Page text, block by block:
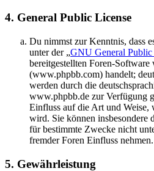
4. General Public License
Du nimmst zur Kenntnis, dass
unter der „GNU General Public
bereitgestellten Foren-
(www.phpbb.com) handelt;
werden durch die
www.phpbb.de zur Verfügung
Einfluss auf die Art und Weise,
wird. Sie können insbesondere
für bestimmte Zwecke nicht
fremder Foren Einfluss nehmen.
5. Gewährleistung